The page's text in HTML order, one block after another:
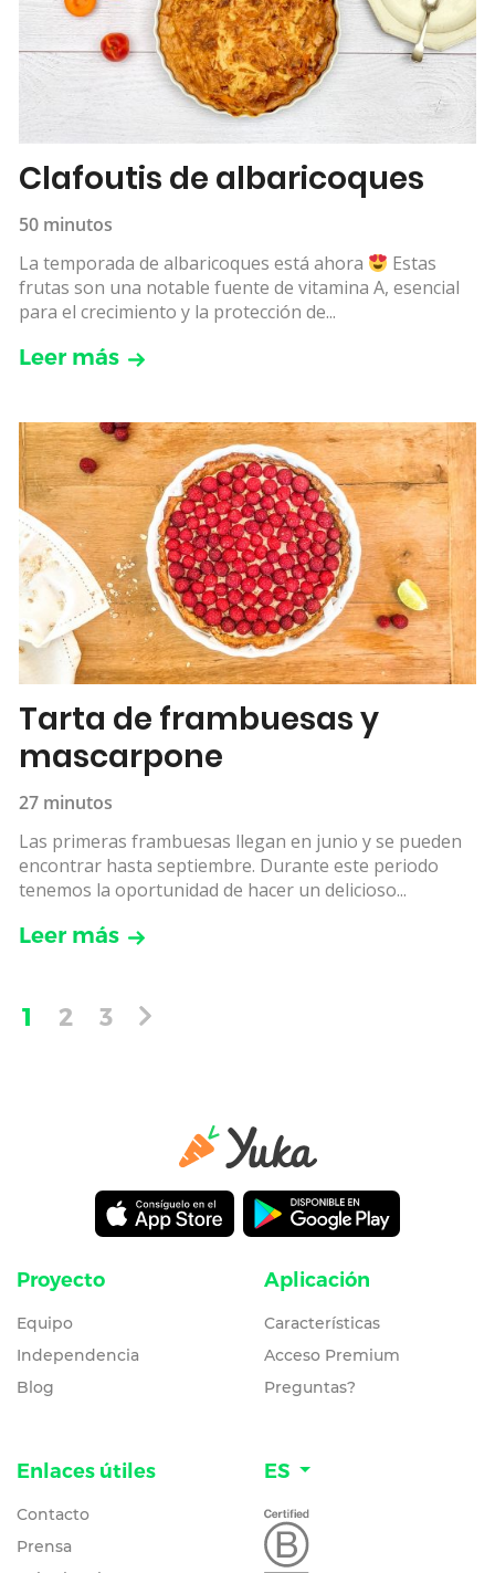
Clafoutis de albaricoques
50 minutos
La temporada de albaricoques está ahora
Estas
frutas son una notable fuente de vitamina A, esencial
para el crecimiento y la protección de...
Leer más
Tarta de frambuesas y
mascarpone
27 minutos
Las primeras frambuesas llegan en junio y se pueden
encontrar hasta septiembre. Durante este periodo
tenemos la oportunidad de hacer un delicioso...
Leer más
1 2 3
Proyecto
Equipo
Independencia
Blog
Aplicación
Características
Acceso Premium
Preguntas?
Enlaces útiles
Contacto
Prensa
ES